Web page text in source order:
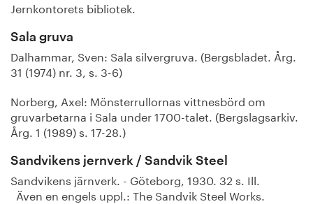
Jernkontorets bibliotek.
Sala gruva
Dalhammar, Sven: Sala silvergruva. (Bergsbladet. Årg.
31 (1974) nr. 3, s. 3-6)
Norberg, Axel: Mönsterrullornas vittnesbörd om
gruvarbetarna i Sala under 1700-talet. (Bergslagsarkiv.
Årg. 1 (1989) s. 17-28.)
Sandvikens jernverk / Sandvik Steel
Sandvikens järnverk. - Göteborg, 1930. 32 s. Ill.
Även en engels uppl.: The Sandvik Steel Works.